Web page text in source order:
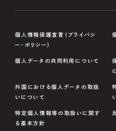
個人情報保護宣言（プライバシ
ー・ポリシー）
個人データの共同利用について
外国における個人データの取扱
いについて
特定個人情報等の取扱いに関す
る基本方針